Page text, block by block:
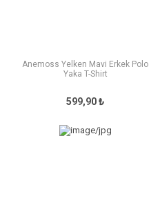
Anemoss Yelken Mavi Erkek Polo
Yaka T-Shirt
599,90 ₺